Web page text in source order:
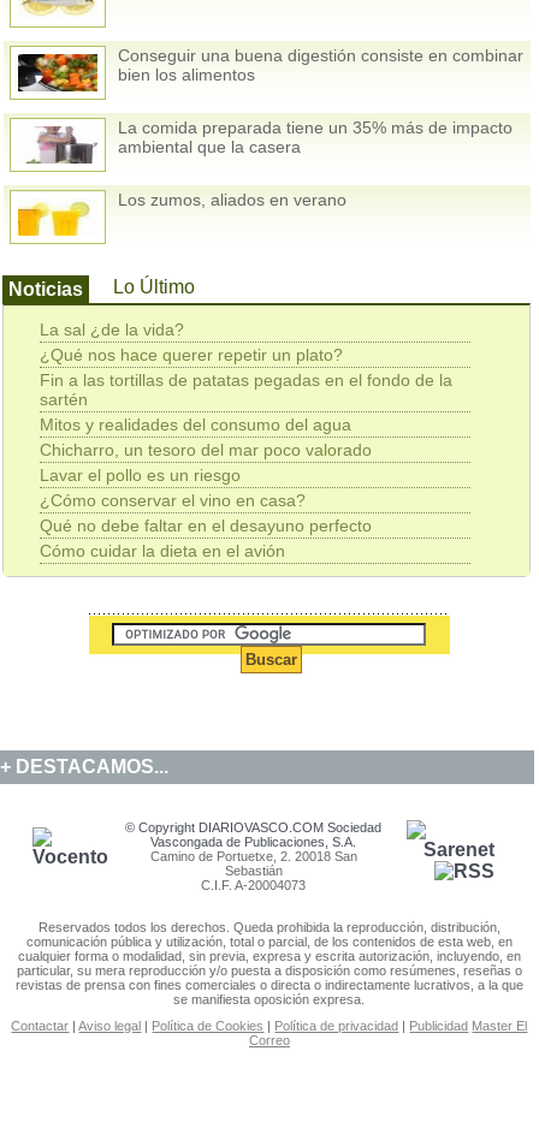
Conseguir una buena digestión consiste en combinar
bien los alimentos
La comida preparada tiene un 35% más de impacto
ambiental que la casera
Los zumos, aliados en verano
Noticias Lo Último
La sal ¿de la vida?
¿Qué nos hace querer repetir un plato?
Fin a las tortillas de patatas pegadas en el fondo de la
sartén
Mitos y realidades del consumo del agua
Chicharro, un tesoro del mar poco valorado
Lavar el pollo es un riesgo
¿Cómo conservar el vino en casa?
Qué no debe faltar en el desayuno perfecto
Cómo cuidar la dieta en el avión
DESTACAMOS...
© Copyright DIARIOVASCO.COM Sociedad
Vascongada de Publicaciones, S.A.
Camino de Portuetxe, 2. 20018 San
Sebastián
C.I.F. A-20004073
Reservados todos los derechos. Queda prohibida la reproducción, distribución,
comunicación pública y utilización, total o parcial, de los contenidos de esta web, en
cualquier forma o modalidad, sin previa, expresa y escrita autorización, incluyendo, en
particular, su mera reproducción y/o puesta a disposición como resúmenes, reseñas o
revistas de prensa con fines comerciales o directa o indirectamente lucrativos, a la que
se manifiesta oposición expresa.
Contactar |Aviso legal | Política de Cookies | Política de privacidad | Publicidad Master El
Correo